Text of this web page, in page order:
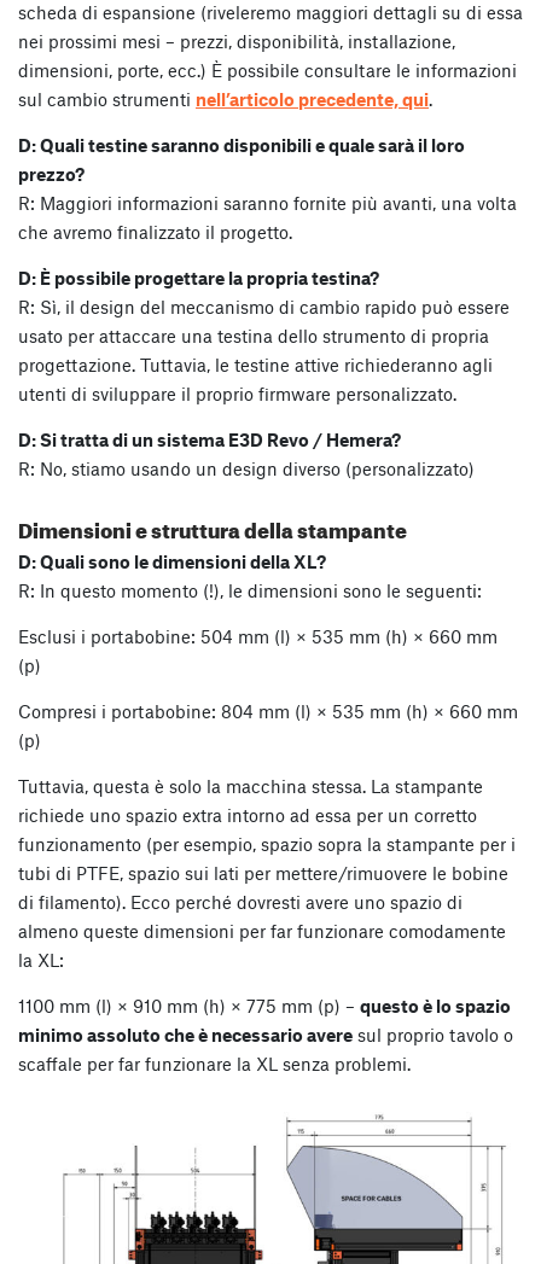
scheda di espansione (riveleremo maggiori dettagli su di essa
nei prossimi mesi – prezzi, disponibilità, installazione,
dimensioni, porte, ecc.) È possibile consultare le informazioni
sul cambio strumenti nell’articolo precedente, qui.
D: Quali testine saranno disponibili e quale sarà il loro
prezzo?
R: Maggiori informazioni saranno fornite più avanti, una volta
che avremo finalizzato il progetto.
D: È possibile progettare la propria testina?
R: Sì, il design del meccanismo di cambio rapido può essere
usato per attaccare una testina dello strumento di propria
progettazione. Tuttavia, le testine attive richiederanno agli
utenti di sviluppare il proprio firmware personalizzato.
D: Si tratta di un sistema E3D Revo / Hemera?
R: No, stiamo usando un design diverso (personalizzato)
Dimensioni e struttura della stampante
D: Quali sono le dimensioni della XL?
R: In questo momento (!), le dimensioni sono le seguenti:
Esclusi i portabobine: 504 mm (l) × 535 mm (h) × 660 mm
(p)
Compresi i portabobine: 804 mm (l) × 535 mm (h) × 660 mm
(p)
Tuttavia, questa è solo la macchina stessa. La stampante
richiede uno spazio extra intorno ad essa per un corretto
funzionamento (per esempio, spazio sopra la stampante per i
tubi di PTFE, spazio sui lati per mettere/rimuovere le bobine
di filamento). Ecco perché dovresti avere uno spazio di
almeno queste dimensioni per far funzionare comodamente
la XL:
1100 mm (l) × 910 mm (h) × 775 mm (p) – questo è lo spazio
minimo assoluto che è necessario avere sul proprio tavolo o
scaffale per far funzionare la XL senza problemi.